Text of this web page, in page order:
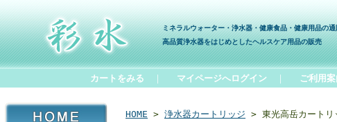
ミネラルウォーター・浄水器・健康食品・健康用品の
高品質浄水器をはじめとしたヘルスケア用品の販売
カートをみる マイページへログイン ご利用案
HOME > 浄水器カートリッジ > 東光高岳カートリ